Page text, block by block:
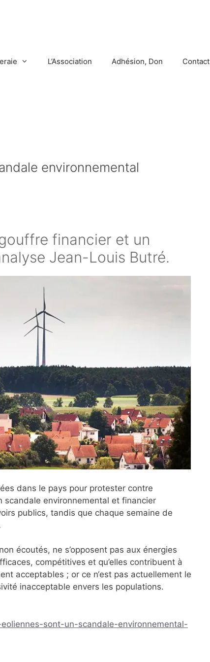
L’Association Adhésion, Don Contact
environnemental
financier et un
Jean-Louis Butré.
dans le pays pour protester contre
scandale environnemental et financier
publics, tandis que chaque semaine de
écoutés, ne s’opposent pas aux énergies
compétitives et qu’elles contribuent à
acceptables ; or ce n‘est pas actuellement le
inacceptable envers les populations.
sont-un-scandale-environnemental-